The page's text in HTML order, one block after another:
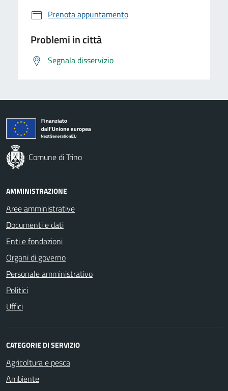
Prenota appuntamento
Problemi in città
Segnala disservizio
Comune di Trino
AMMINISTRAZIONE
Aree amministrative
Documenti e dati
Enti e fondazioni
Organi di governo
Personale amministrativo
Politici
Uffici
CATEGORIE DI SERVIZIO
Agricoltura e pesca
Ambiente